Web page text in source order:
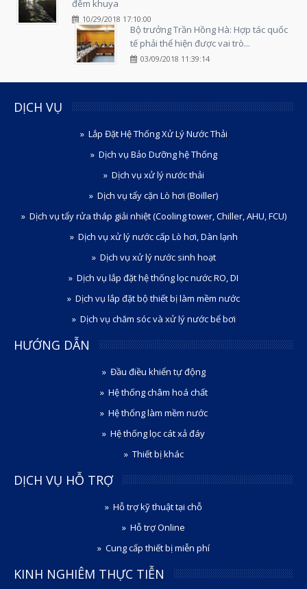
đêm khuya
10/29/2018 17:10:00
Bộ trưởng Trần Hồng Hà: Hợp tác quốc
tế phải thể hiện được vai trò...
03/09/2018 11:39:14
DỊCH VỤ
Lắp Đặt Hệ Thống Xử Lý Nước Thải
Dịch vụ Bảo Dưỡng hệ Thống
Dịch vụ xử lý nước thải
Dịch vụ tẩy cặn Lò hơi (Boiller)
Dịch vụ tẩy rửa tháp giải nhiệt (Cooling tower, Chiller, AHU, FCU)
Dịch vụ xử lý nước cấp Lò hơi, Dàn lạnh
Dịch vụ xử lý nước sinh hoạt
Dịch vụ lắp đặt hệ thống lọc nước RO, DI
Dịch vụ lắp đặt bộ thiết bị làm mềm nước
Dịch vụ chăm sóc và xử lý nước bể bơi
HƯỚNG DẪN
Đầu điều khiển tự động
Hệ thống châm hoá chất
Hệ thống làm mềm nước
Hệ thống lọc cát xả đáy
Thiết bị khác
DỊCH VỤ HỖ TRỢ
Hỗ trợ kỹ thuật tại chỗ
Hỗ trợ Online
Cung cấp thiết bị miễn phí
KINH NGHIÊM THỰC TIỄN